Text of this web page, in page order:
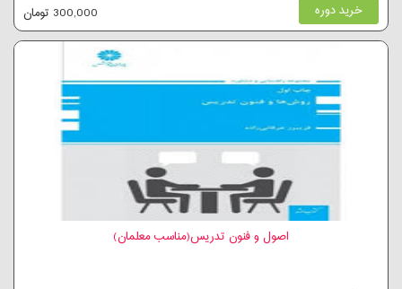
خرید دوره 300,000 تومان
اصول و فنون تدریس(مناسب معلمان)